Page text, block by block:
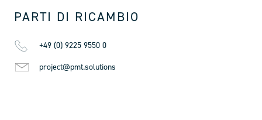
PARTI DI RICAMBIO
+49 (0) 9225 9550 0
project@pmt.solutions